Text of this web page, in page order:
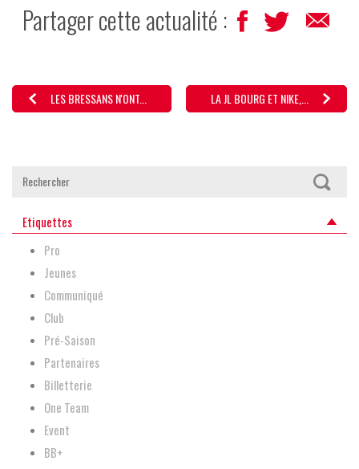
Partager cette actualité :
LES BRESSANS N'ONT... LA JL BOURG ET NIKE,...
Etiquettes
Pro
Jeunes
Communiqué
Club
Pré-Saison
Partenaires
Billetterie
One Team
Event
BB+